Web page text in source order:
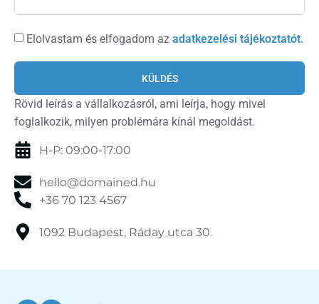
Elolvastam és elfogadom az adatkezelési tájékoztatót.
KÜLDÉS
Rövid leírás a vállalkozásról, ami leírja, hogy mivel
foglalkozik, milyen problémára kínál megoldást.
H-P: 09:00-17:00
hello@domained.hu
+36 70 123 4567
1092 Budapest, Ráday utca 30.